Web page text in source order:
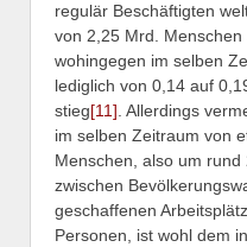
regulär Beschäftigten
von 2,25 Mrd.
wohingegen im selben
lediglich von 0,14 auf
stieg[11]. Allerdings
im selben Zeitraum von
Menschen, also um rund
zwischen
geschaffenen
Personen, ist wohl dem